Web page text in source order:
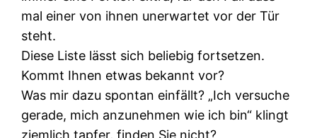
mal einer von ihnen unerwartet vor der Tür
steht.
Diese Liste lässt sich beliebig fortsetzen.
Kommt Ihnen etwas bekannt vor?
Was mir dazu spontan einfällt? „Ich versuche
gerade, mich anzunehmen wie ich bin“ klingt
ziemlich tapfer, finden Sie nicht?